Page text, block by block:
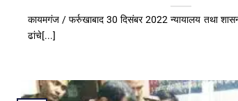
कायमगंज / फर्रुखाबाद 30 दिसंबर 2022 न्यायालय तथा
ढांचे[...]